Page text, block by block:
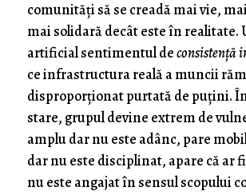
comunități să se creadă mai vie,
mai solidară decât este în realitate.
artificial sentimentul deconsistență
ce infrastructura reală a muncii
disproporționat purtată de puțini.
stare, grupul devine extrem de
amplu dar nu este adânc, pare
dar nu este disciplinat, apare că ar
nu este angajat în sensul scopului